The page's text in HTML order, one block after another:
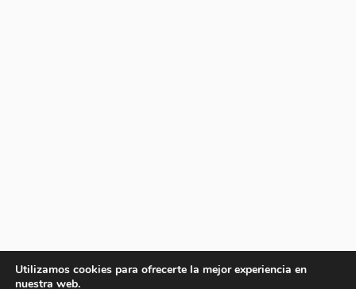
Utilizamos cookies para ofrecerte la mejor experiencia en
nuestra web.